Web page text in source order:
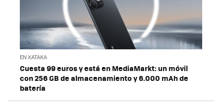
EN XATAKA
Cuesta 99 euros y está en MediaMarkt: un móvil
con 256 GB de almacenamiento y 6.000 mAh de
batería